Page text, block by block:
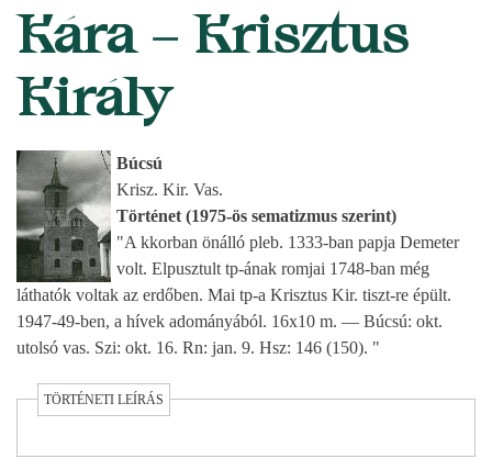
Kára – Krisztus
Király
Búcsú
Krisz. Kir. Vas.
Történet (1975-ös sematizmus szerint)
"A kkorban önálló pleb. 1333-ban papja Demeter
volt. Elpusztult tp-ának romjai 1748-ban még
láthatók voltak az erdőben. Mai tp-a Krisztus Kir. tiszt-re épült.
1947-49-ben, a hívek adományából. 16x10 m. — Búcsú: okt.
utolsó vas. Szi: okt. 16. Rn: jan. 9. Hsz: 146 (150). "
TÖRTÉNETI LEÍRÁS